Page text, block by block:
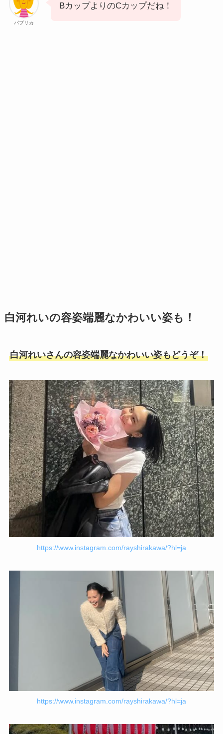
パプリカ
BカップよりのCカップだね！
白河れいの容姿端麗なかわいい姿も！
白河れいさんの容姿端麗なかわいい姿もどうぞ！
https://www.instagram.com/rayshirakawa/?hl=ja
https://www.instagram.com/rayshirakawa/?hl=ja